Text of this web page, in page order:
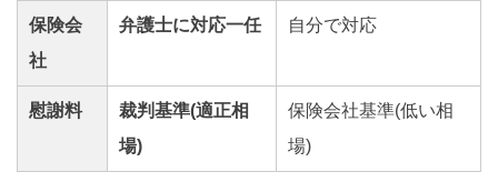
保険会
社
弁護士に対応一任 自分で対応
慰謝料
裁判基準(適正相
場)
保険会社基準(低い相
場)